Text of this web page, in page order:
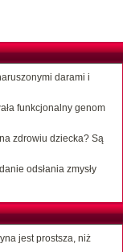
darami i
funkcjonalny genom
zdrowiu dziecka? Są
odsłania zmysły
jest prostsza, niż